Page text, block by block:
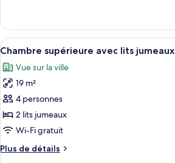
Chambre
avec
lits
jumeaux,
non-
fumeur
(Moderate)
Chambre
avec
lits
non-
fumeur
(Moderate)
Afficher
toutes
les
photos
pour
ce
type
chambre :
Une
11
Chambre supérieure avec lits
Vue sur la ville
19 m²
4 personnes
2 lits jumeaux
Wi-Fi gratuit
Plus de détails
Plus